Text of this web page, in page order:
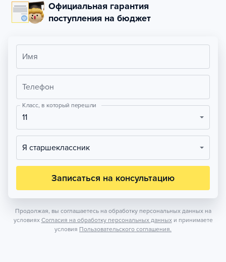
Официальная гарантия
поступления на бюджет
Имя
Телефон
Класс, в который перешли
11
Я старшеклассник
Записаться на консультацию
Продолжая, вы соглашаетесь на обработку персональных данных на
условиях Согласия на обработку персональных данных и принимаете
условия Пользовательского соглашения.